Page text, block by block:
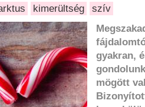
kimerültség
szív
gyakran,
mögött